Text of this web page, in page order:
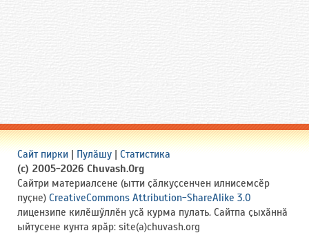
Сайт пирки | Пулӑшу | Статистика
(c) 2005-2026 Chuvash.Org
Сайтри материалсене (ытти ҫӑлкуҫсенчен илнисемсӗр
пуҫне) CreativeCommons Attribution-ShareAlike 3.0
лицензипе килӗшӳллӗн усӑ курма пулать. Сайтпа ҫыхӑннӑ
ыйтусене кунта ярӑр: site(a)chuvash.org